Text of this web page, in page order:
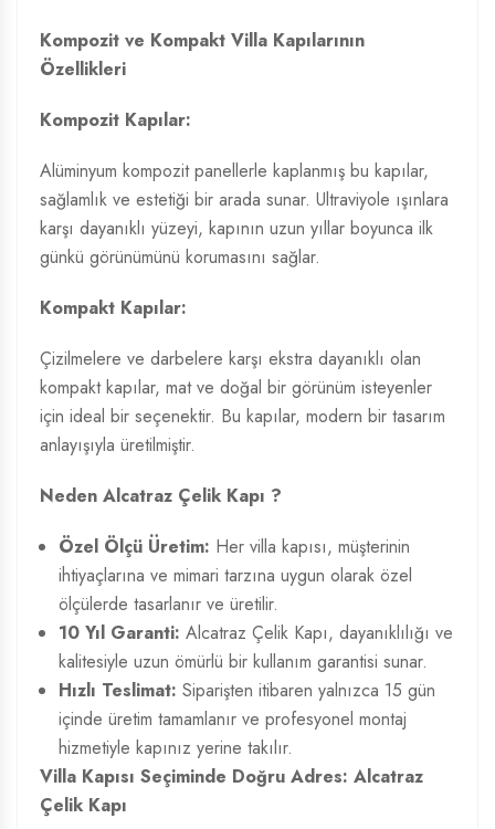
Kompozit ve Kompakt Villa Kapılarının
Özellikleri
Kompozit Kapılar:
Alüminyum kompozit panellerle kaplanmış bu kapılar,
sağlamlık ve estetiği bir arada sunar. Ultraviyole ışınlara
karşı dayanıklı yüzeyi, kapının uzun yıllar boyunca ilk
günkü görünümünü korumasını sağlar.
Kompakt Kapılar:
Çizilmelere ve darbelere karşı ekstra dayanıklı olan
kompakt kapılar, mat ve doğal bir görünüm isteyenler
için ideal bir seçenektir. Bu kapılar, modern bir tasarım
anlayışıyla üretilmiştir.
Neden Alcatraz Çelik Kapı ?
Özel Ölçü Üretim: Her villa kapısı, müşterinin
ihtiyaçlarına ve mimari tarzına uygun olarak özel
ölçülerde tasarlanır ve üretilir.
10 Yıl Garanti: Alcatraz Çelik Kapı, dayanıklılığı ve
kalitesiyle uzun ömürlü bir kullanım garantisi sunar.
Hızlı Teslimat: Siparişten itibaren yalnızca 15 gün
içinde üretim tamamlanır ve profesyonel montaj
hizmetiyle kapınız yerine takılır.
Villa Kapısı Seçiminde Doğru Adres: Alcatraz
Çelik Kapı